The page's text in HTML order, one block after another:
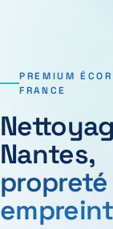
PREMIUM
FRANCE
Nantes,